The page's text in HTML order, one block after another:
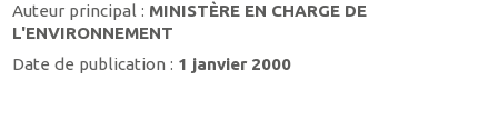
Auteur principal : MINISTÈRE EN CHARGE DE
L'ENVIRONNEMENT
Date de publication : 1 janvier 2000